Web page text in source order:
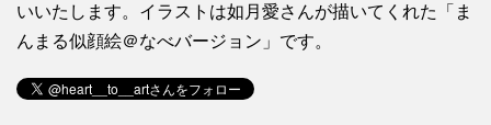
いいたします。イラストは如月愛さんが描いてくれた「ま
んまる似顔絵＠なべバージョン」です。